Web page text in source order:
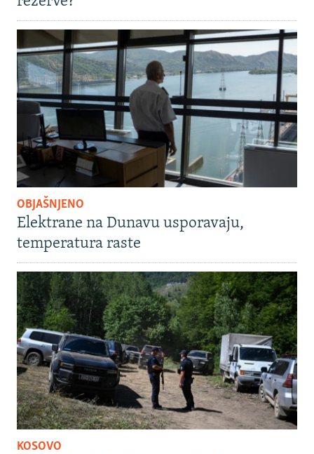
OBJAŠNJENO
Elektrane na Dunavu usporavaju,
temperatura raste
KOSOVO